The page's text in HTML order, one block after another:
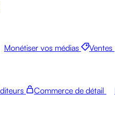
Monétiser vos médias Ventes
Commerce de détail